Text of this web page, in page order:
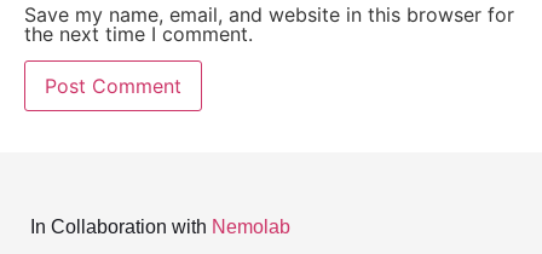
Save my name, email, and website in this browser for
the next time I comment.
In Collaboration with Nemolab